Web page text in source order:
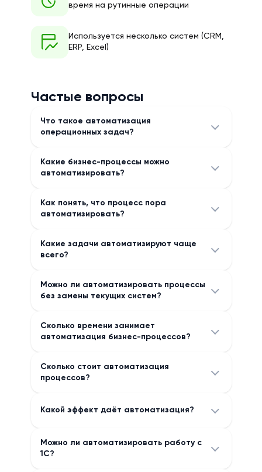
время на рутинные операции
Используется несколько систем (CRM,
ERP, Excel)
Частые вопросы
Что такое автоматизация
операционных задач?
Какие бизнес-процессы можно
автоматизировать?
Как понять, что процесс пора
автоматизировать?
Какие задачи автоматизируют чаще
всего?
Можно ли автоматизировать процессы
без замены текущих систем?
Сколько времени занимает
автоматизация бизнес-процессов?
Сколько стоит автоматизация
процессов?
Какой эффект даёт автоматизация?
Можно ли автоматизировать работу с
1С?